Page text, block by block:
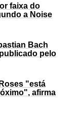
faixa do
a Noise
Bach
pelo
"está
afirma